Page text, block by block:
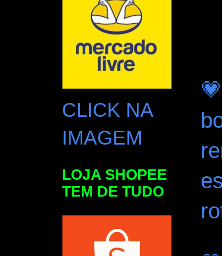
CLICK NA
IMAGEM
LOJA SHOPEE
TEM DE TUDO